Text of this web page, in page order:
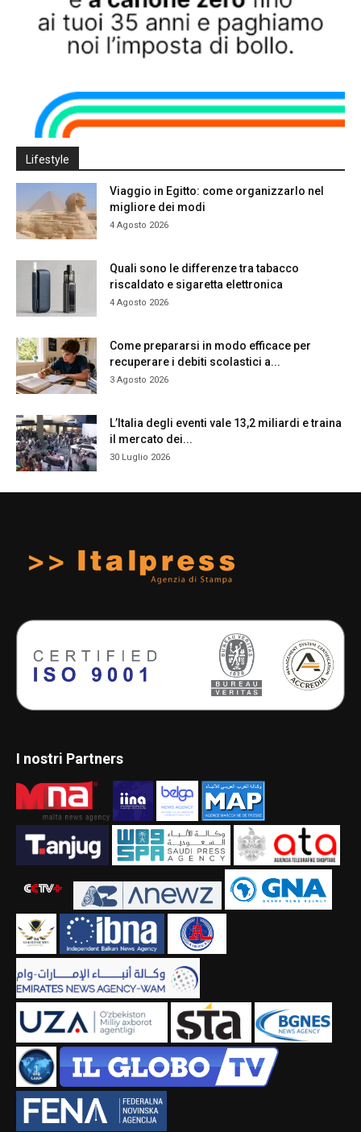
Lifestyle
Viaggio in Egitto: come organizzarlo nel
migliore dei modi
4 Agosto 2026
Quali sono le differenze tra tabacco
riscaldato e sigaretta elettronica
4 Agosto 2026
Come prepararsi in modo efficace per
recuperare i debiti scolastici a...
3 Agosto 2026
L’Italia degli eventi vale 13,2 miliardi e traina
il mercato dei...
30 Luglio 2026
I nostri Partners